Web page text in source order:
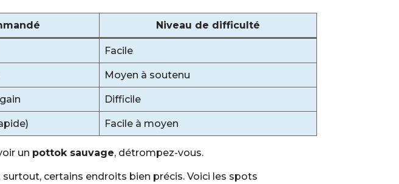
Niveau de difficulté
Facile
Moyen à soutenu
Difficile
Facile à moyen
un pottok sauvage, détrompez-vous.
certains endroits bien précis. Voici les spots